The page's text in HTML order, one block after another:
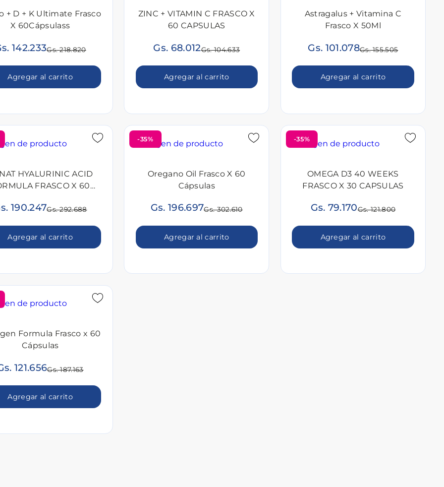
+ D + K Ultimate Frasco
X 60Cápsulass
142.233Gs. 218.820
Agregar al carrito
ZINC + VITAMIN C FRASCO X
60 CAPSULAS
Gs. 68.012Gs. 104.633
Agregar al carrito
Astragalus + Vitamina C
Frasco X 50Ml
Gs. 101.078Gs. 155.505
Agregar al carrito
HYALURINIC ACID
FRASCO X 60
190.247Gs. 292.688
Agregar al carrito
-35%
Oregano Oil Frasco X 60
Cápsulas
Gs. 196.697Gs. 302.610
Agregar al carrito
-35%
OMEGA D3 40 WEEKS
FRASCO X 30 CAPSULAS
Gs. 79.170Gs. 121.800
Agregar al carrito
Formula Frasco x 60
Cápsulas
121.656Gs. 187.163
Agregar al carrito